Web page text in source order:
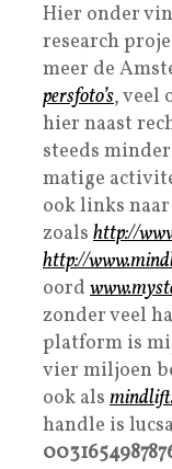
Hier onder
research
meer de
persfoto’s, veel
hier naast
steeds
matige
ook links
zoals http://
http://
oord
zonder veel
platform is
vier miljoen
ook als
handle is